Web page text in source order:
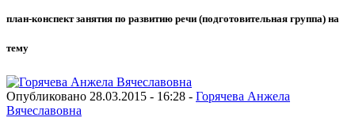
план-конспект занятия по развитию речи (подготовительная группа) на
тему
Опубликовано 28.03.2015 - 16:28 - Горячева Анжела
Вячеславовна